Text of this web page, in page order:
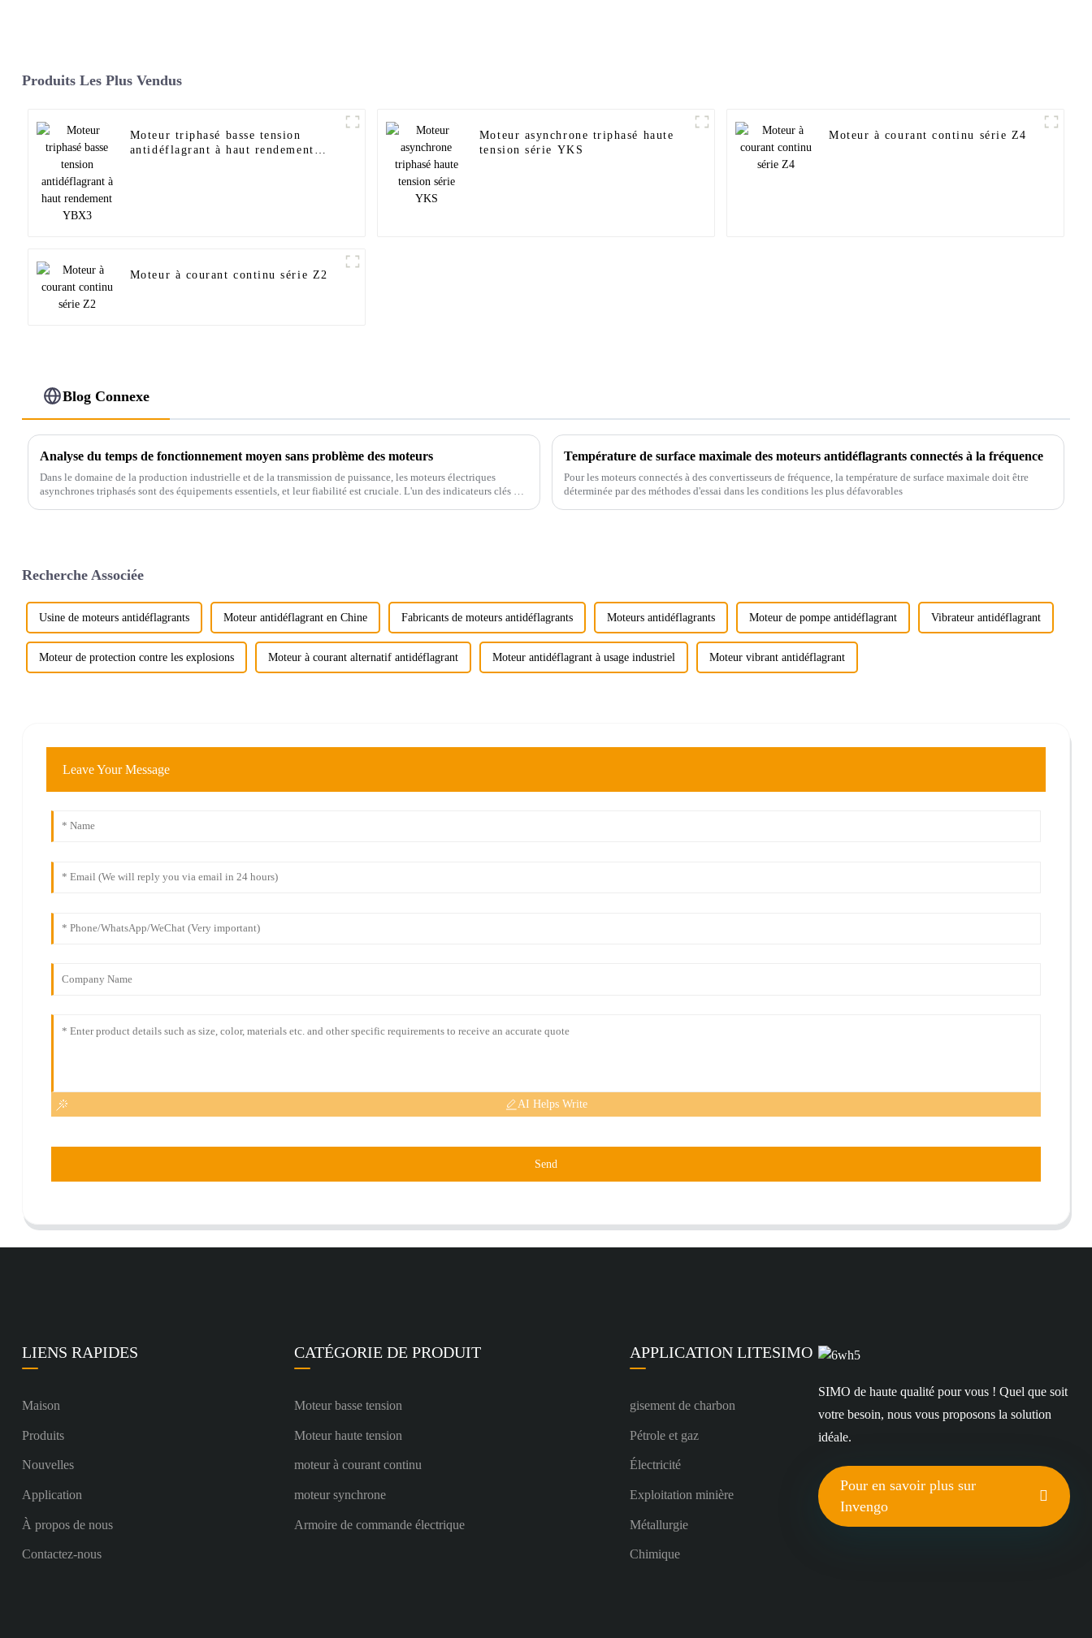
Produits Les Plus Vendus
Moteur triphasé basse tension
antidéflagrant à haut rendement
Moteur asynchrone triphasé haute
tension série YKS
Moteur à courant continu série Z4
Moteur à courant continu série Z2
Blog Connexe
Analyse du temps de fonctionnement moyen sans problème des moteurs
Dans le domaine de la production industrielle et de la transmission de puissance, les moteurs électriques
asynchrones triphasés sont des équipements essentiels, et leur fiabilité est cruciale. L'un des indicateurs clés de
Température de surface maximale des moteurs antidéflagrants connectés à la fréquence
Pour les moteurs connectés à des convertisseurs de fréquence, la température de surface maximale doit être
déterminée par des méthodes d'essai dans les conditions les plus défavorables
Recherche Associée
Usine de moteurs antidéflagrants Moteur antidéflagrant en Chine Fabricants de moteurs antidéflagrants Moteurs antidéflagrants Moteur de pompe antidéflagrant Vibrateur antidéflagrant
Moteur de protection contre les explosions Moteur à courant alternatif antidéflagrant Moteur antidéflagrant à usage industriel Moteur vibrant antidéflagrant
Leave Your Message
AI Helps Write
Send
LIENS RAPIDES
Maison
Produits
Nouvelles
Application
À propos de nous
Contactez-nous
CATÉGORIE DE PRODUIT
Moteur basse tension
Moteur haute tension
moteur à courant continu
moteur synchrone
Armoire de commande électrique
APPLICATION LITESIMO
gisement de charbon
Pétrole et gaz
Électricité
Exploitation minière
Métallurgie
Chimique
SIMO de haute qualité pour vous ! Quel que soit
votre besoin, nous vous proposons la solution
idéale.
Pour en savoir plus sur
Invengo